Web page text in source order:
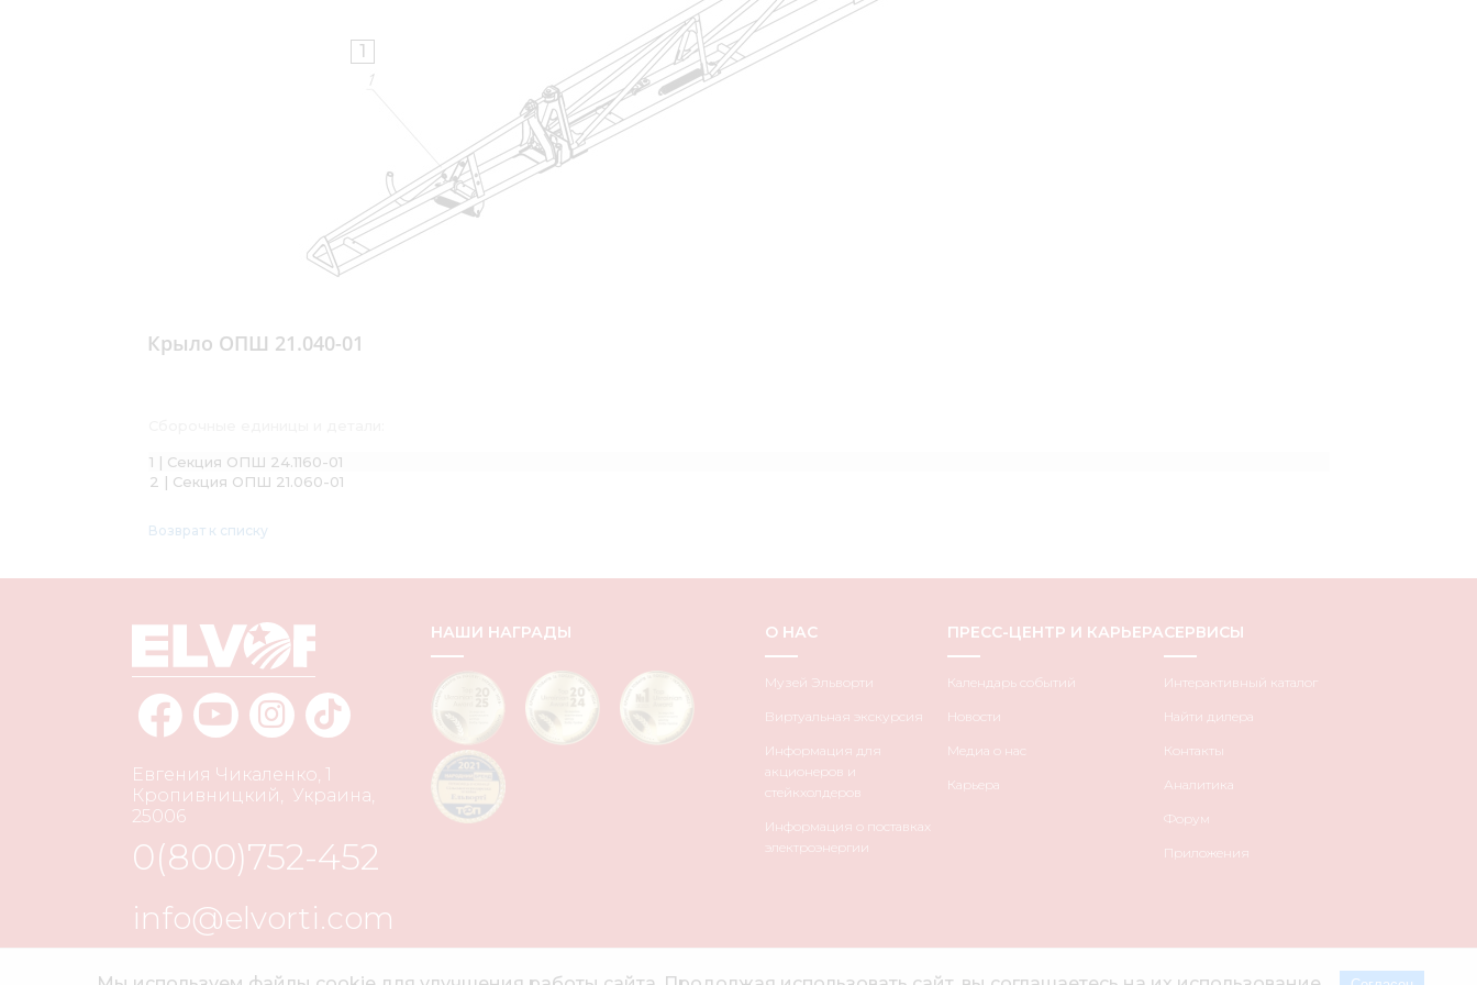
Крыло ОПШ 21.040-01
1
1 | Секция ОПШ 24.1160-01
2 | Секция ОПШ 21.060-01
Возврат к списку
Евгения Чикаленко, 1
Кропивницкий
Украина
25006
0(800)752-452
info@elvorti.com
НАШИ НАГРАДЫ О НАС
Музей Эльворти
Виртуальная экскурсия
Информация для
акционеров и
стейкхолдеров
Информация о поставках
электроэнергии
ПРЕСС-ЦЕНТР И КАРЬЕРА
Календарь событий
Новости
Медиа о нас
Карьера
СЕРВИСЫ
Интерактивный каталог
Найти дилера
Контакты
Аналитика
Форум
Приложения